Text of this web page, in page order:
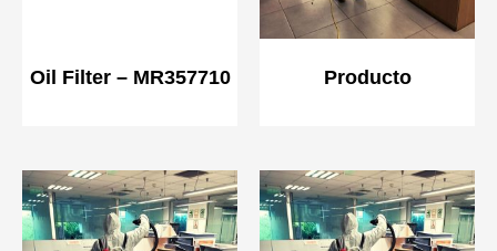
Oil Filter – MR357710 Producto